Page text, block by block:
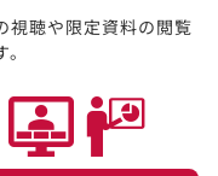
視聴や限定資料の閲覧